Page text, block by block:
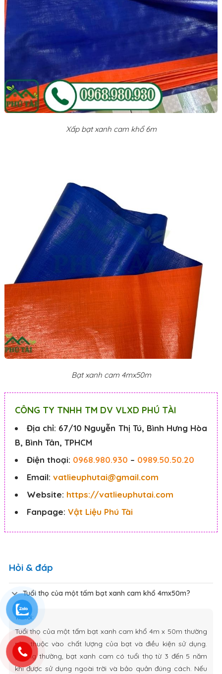
Xấp bạt xanh cam khổ 6m
Bạt xanh cam 4mx50m
CÔNG TY TNHH TM DV VLXD PHÚ TÀI
Địa chỉ: 67/10 Nguyễn Thị Tú, Bình Hưng Hòa
B, Bình Tân, TPHCM
Điện thoại: 0968.980.930 – 0989.50.50.20
Email: vatlieuphutai@gmail.com
Website: https://vatlieuphutai.com
Fanpage: Vật Liệu Phú Tài
Hỏi & đáp
Tuổi thọ của một tấm bạt xanh cam khổ 4mx50m?
Trả lời:
Tuổi thọ của một tấm bạt xanh cam khổ 4m x 50m thường
phụ thuộc vào chất lượng của bạt và điều kiện sử dụng.
Thông thường, bạt xanh cam có tuổi thọ từ 3 đến 5 năm
khi được sử dụng ngoài trời và bảo quản đúng cách. Nếu